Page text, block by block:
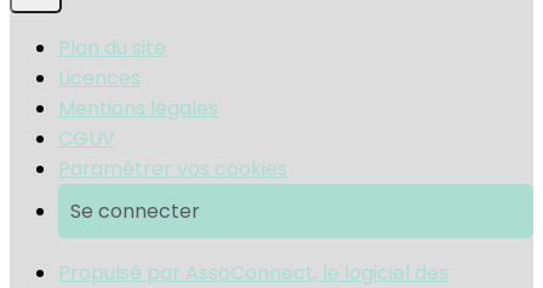
Plan du site
Licences
Mentions légales
CGUV
Paramétrer vos cookies
Se connecter
Propulsé par AssoConnect, le logiciel des